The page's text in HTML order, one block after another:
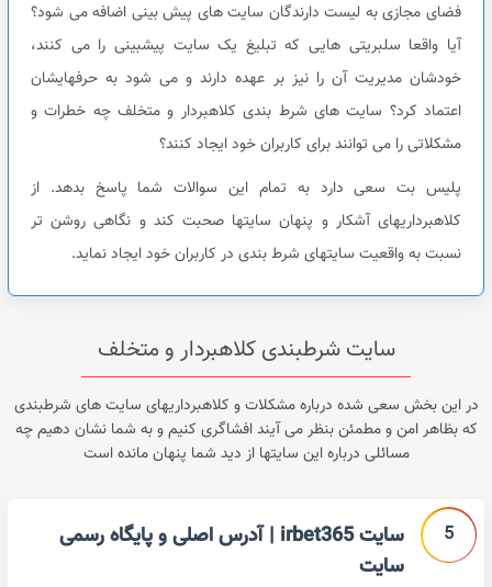
فضای مجازی به لیست دارندگان سایت های پیش بینی اضافه می شود؟
آیا واقعا سلبریتی هایی که تبلیغ یک سایت پیشبینی را می کنند،
خودشان مدیریت آن را نیز بر عهده دارند و می شود به حرفهایشان
اعتماد کرد؟ سایت های شرط بندی کلاهبردار و متخلف چه خطرات و
مشکلاتی را می توانند برای کاربران خود ایجاد کنند؟
پلیس بت سعی دارد به تمام این سوالات شما پاسخ بدهد. از
کلاهبرداریهای آشکار و پنهان سایتها صحبت کند و نگاهی روشن تر
نسبت به واقعیت سایتهای شرط بندی در کاربران خود ایجاد نماید.
سایت شرطبندی کلاهبردار و متخلف
در این بخش سعی شده درباره مشکلات و کلاهبرداریهای سایت های شرطبندی
که بظاهر امن و مطمئن بنظر می آیند افشاگری کنیم و به شما نشان دهیم چه
مسائلی درباره این سایتها از دید شما پنهان مانده است
5
سایت irbet365 | آدرس اصلی و پایگاه رسمی
سایت